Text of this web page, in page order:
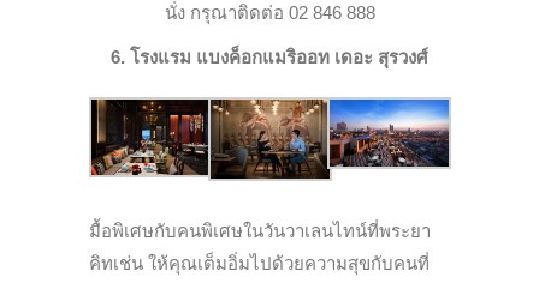
นั่ง กรุณาติดต่อ 02 846 888
6. โรงแรม แบงค็อกแมริออท เดอะ สุรวงศ์
มื้อพิเศษกับคนพิเศษในวันวาเลนไทน์ที่พระยา
คิทเช่น ให้คุณเต็มอิ่มไปด้วยความสุขกับคนที่